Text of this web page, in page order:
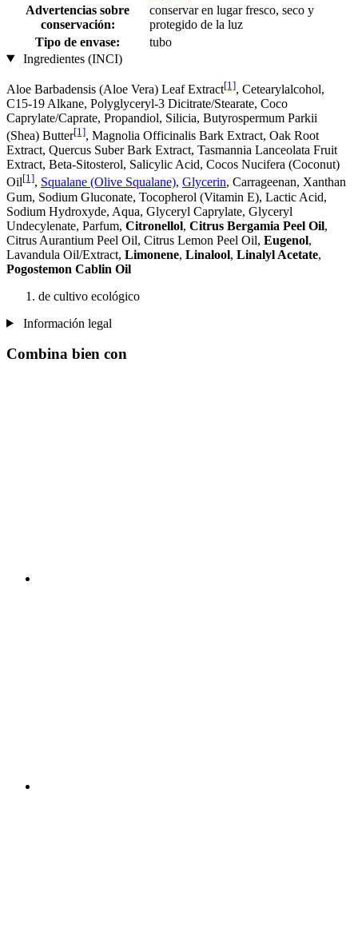
Advertencias sobre
conservación:
conservar en lugar fresco, seco y
protegido de la luz
Tipo de envase:
tubo
Ingredientes (INCI)
Aloe Barbadensis (Aloe Vera) Leaf Extract[1], Cetearylalcohol,
C15-19 Alkane, Polyglyceryl-3 Dicitrate/Stearate, Coco
Caprylate/Caprate, Propandiol, Silicia, Butyrospermum Parkii
(Shea) Butter[1], Magnolia Officinalis Bark Extract, Oak Root
Extract, Quercus Suber Bark Extract, Tasmannia Lanceolata Fruit
Extract, Beta-Sitosterol, Salicylic Acid, Cocos Nucifera (Coconut)
Oil[1], Squalane (Olive Squalane), Glycerin, Carrageenan, Xanthan
Gum, Sodium Gluconate, Tocopherol (Vitamin E), Lactic Acid,
Sodium Hydroxyde, Aqua, Glyceryl Caprylate, Glyceryl
Undecylenate, Parfum, Citronellol, Citrus Bergamia Peel Oil,
Citrus Aurantium Peel Oil, Citrus Lemon Peel Oil, Eugenol,
Lavandula Oil/Extract, Limonene, Linalool, Linalyl Acetate,
Pogostemon Cablin Oil
de cultivo ecológico
Información legal
Combina bien con